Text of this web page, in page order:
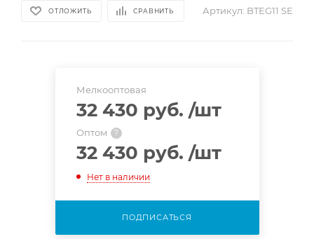
ОТЛОЖИТЬ СРАВНИТЬ Артикул: BTEG11 SE
Мелкооптовая
32 430 руб. /шт
Оптом ?
32 430 руб. /шт
Нет в наличии
ПОДПИСАТЬСЯ